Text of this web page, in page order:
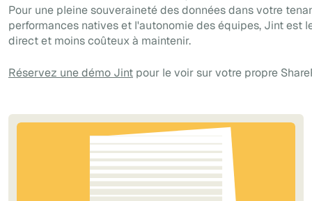
Pour une pleine souveraineté des données dans votre
performances natives et l'autonomie des équipes, Jint est
direct et moins coûteux à maintenir.
Réservez une démo Jint pour le voir sur votre propre